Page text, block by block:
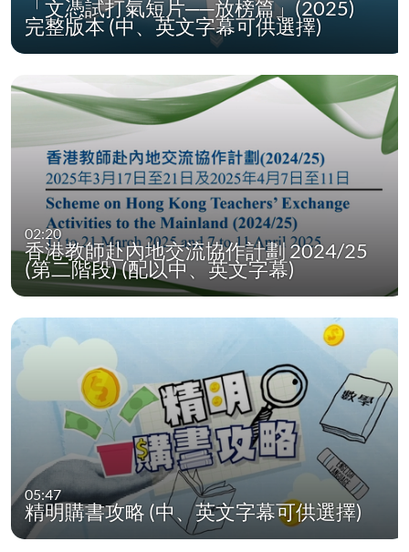
「文憑試打氣短片──放榜篇」(2025)
完整版本 (中、英文字幕可供選擇)
02:20
香港教師赴內地交流協作計劃 2024/25
(第二階段) (配以中、英文字幕)
05:47
精明購書攻略 (中、英文字幕可供選擇)